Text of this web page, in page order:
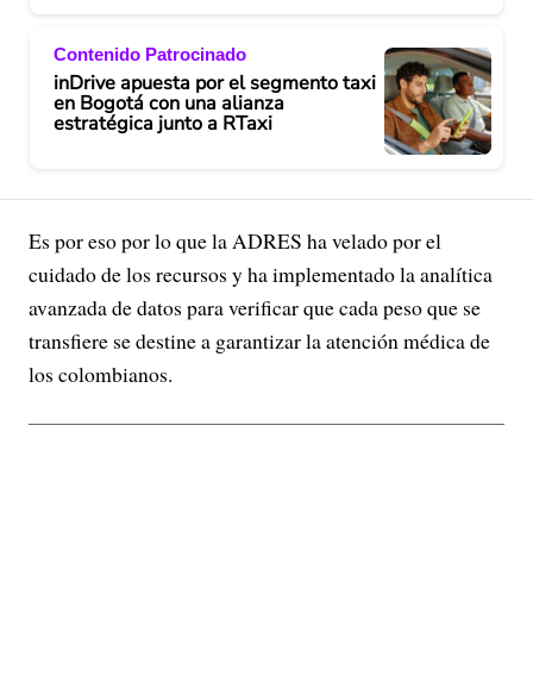
Contenido Patrocinado
inDrive apuesta por el segmento taxi
en Bogotá con una alianza
estratégica junto a RTaxi
Es por eso por lo que la ADRES ha velado por el
cuidado de los recursos y ha implementado la analítica
avanzada de datos para verificar que cada peso que se
transfiere se destine a garantizar la atención médica de
los colombianos.